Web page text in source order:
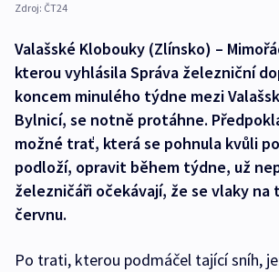
Zdroj: ČT24
Valašské Klobouky (Zlínsko) –
kterou vyhlásila Správa železniční
koncem minulého týdne mezi
Bylnicí, se notně protáhne.
možné trať, která se pohnula kvůli
podloží, opravit během týdne, už
železničáři očekávají, že se vlaky
červnu.
Po trati, kterou podmáčel tající sníh,